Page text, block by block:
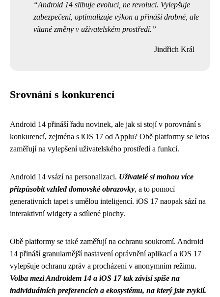
Android 14 slibuje evoluci, ne revoluci. Vylepšuje
zabezpečení, optimalizuje výkon a přináší drobné, ale
vítané změny v uživatelském prostředí.
Jindřich Král
Srovnání s konkurencí
Android 14 přináší řadu novinek, ale jak si stojí v porovnání s
konkurencí, zejména s iOS 17 od Applu? Obě platformy se letos
zaměřují na vylepšení uživatelského prostředí a funkcí.
Android 14 vsází na personalizaci. Uživatelé si mohou více
přizpůsobit vzhled domovské obrazovky, a to pomocí
generativních tapet s umělou inteligencí. iOS 17 naopak sází na
interaktivní widgety a sdílené plochy.
Obě platformy se také zaměřují na ochranu soukromí. Android
14 přináší granularnější nastavení oprávnění aplikací a iOS 17
vylepšuje ochranu zpráv a procházení v anonymním režimu.
Volba mezi Androidem 14 a iOS 17 tak závisí spíše na
individuálních preferencích a ekosystému, na který jste zvyklí.